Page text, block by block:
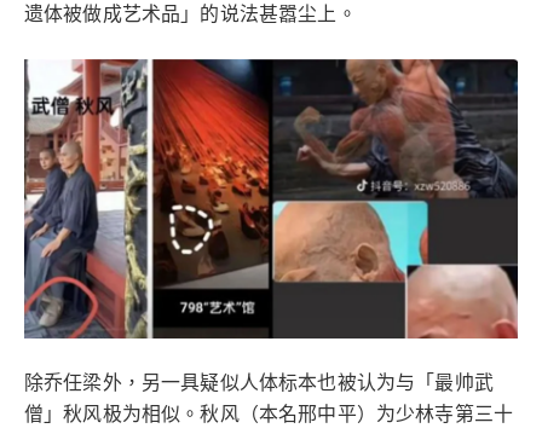
遗体被做成艺术品」的说法甚嚣尘上。
除乔任梁外，另一具疑似人体标本也被认为与「最帅武
僧」秋风极为相似。秋风（本名邢中平）为少林寺第三十